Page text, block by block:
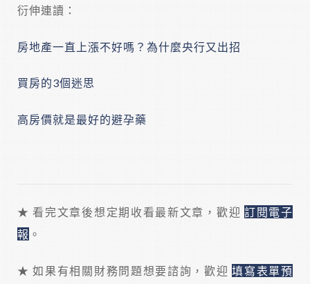
衍伸連讀：
房地產一直上漲不好嗎？為什麼央行又出招
買房的3個迷思
高房價就是最好的避孕藥
★ 看完文章後想定期收看最新文章，歡迎 訂閱電子
報 。
★ 如果有相關財務問題想要諮詢，歡迎填寫表單預